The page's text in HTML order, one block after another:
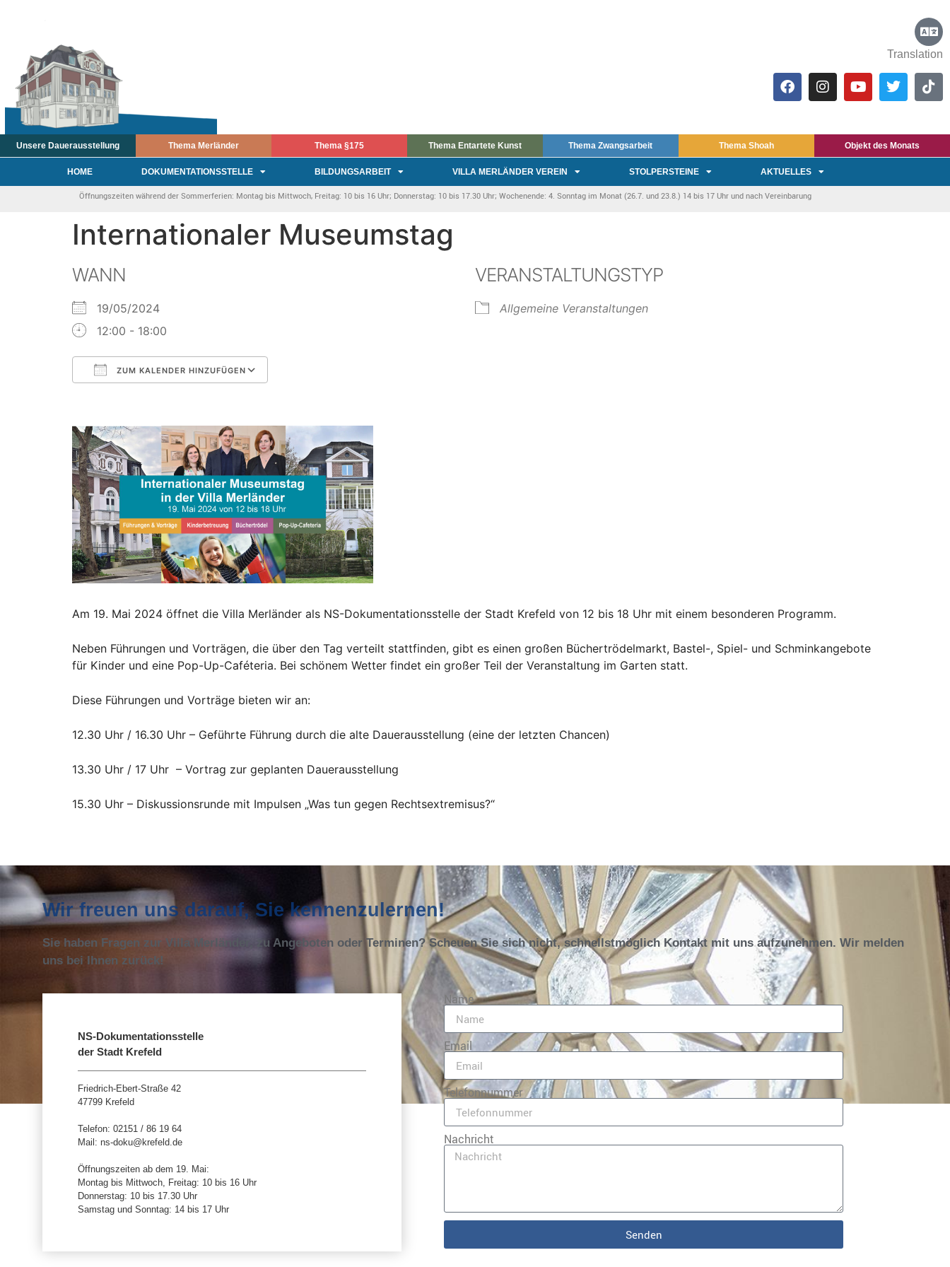
Translation
Unsere Dauerausstellung Thema Merländer Thema §175 Thema Entartete Kunst Thema Zwangsarbeit Thema Shoah Objekt des Monats
HOME DOKUMENTATIONSSTELLE BILDUNGSARBEIT VILLA MERLÄNDER VEREIN STOLPERSTEINE AKTUELLES
Öffnungszeiten während der Sommerferien: Montag bis Mittwoch, Freitag: 10 bis 16 Uhr; Donnerstag: 10 bis 17.30 Uhr; Wochenende: 4. Sonntag im Monat (26.7. und 23.8.) 14 bis 17 Uhr und nach Vereinbarung
Internationaler Museumstag
WANN
19/05/2024
12:00 - 18:00
ZUM KALENDER HINZUFÜGEN
VERANSTALTUNGSTYP
Allgemeine Veranstaltungen
Am 19. Mai 2024 öffnet die Villa Merländer als NS-Dokumentationsstelle der Stadt Krefeld von 12 bis 18 Uhr mit einem besonderen Programm.
Neben Führungen und Vorträgen, die über den Tag verteilt stattfinden, gibt es einen großen Büchertrödelmarkt, Bastel-, Spiel- und Schminkangebote
für Kinder und eine Pop-Up-Caféteria. Bei schönem Wetter findet ein großer Teil der Veranstaltung im Garten statt.
Diese Führungen und Vorträge bieten wir an:
12.30 Uhr / 16.30 Uhr – Geführte Führung durch die alte Dauerausstellung (eine der letzten Chancen)
13.30 Uhr / 17 Uhr – Vortrag zur geplanten Dauerausstellung
15.30 Uhr – Diskussionsrunde mit Impulsen „Was tun gegen Rechtsextremisus?“
Wir freuen uns darauf, Sie kennenzulernen!
Sie haben Fragen zur Villa Merländer, zu Angeboten oder Terminen? Scheuen Sie sich nicht, schnellstmöglich Kontakt mit uns aufzunehmen. Wir melden
uns bei Ihnen zurück!
NS-Dokumentationsstelle
der Stadt Krefeld
Friedrich-Ebert-Straße 42
47799 Krefeld
Telefon: 02151 / 86 19 64
Mail: ns-doku@krefeld.de
Öffnungszeiten ab dem 19. Mai:
Montag bis Mittwoch, Freitag: 10 bis 16 Uhr
Donnerstag: 10 bis 17.30 Uhr
Samstag und Sonntag: 14 bis 17 Uhr
Name
Email
Telefonnummer
Nachricht
Senden